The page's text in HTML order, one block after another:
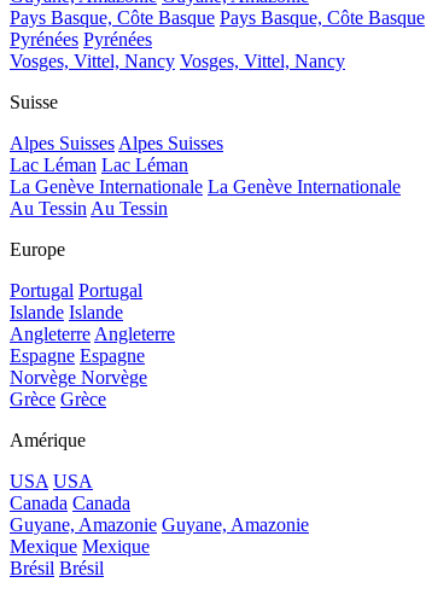
Pays Basque, Côte Basque Pays Basque, Côte Basque
Pyrénées Pyrénées
Vosges, Vittel, Nancy Vosges, Vittel, Nancy
Suisse
Alpes Suisses Alpes Suisses
Lac Léman Lac Léman
La Genève Internationale La Genève Internationale
Au Tessin Au Tessin
Europe
Portugal Portugal
Islande Islande
Angleterre Angleterre
Espagne Espagne
Norvège Norvège
Grèce Grèce
Amérique
USA USA
Canada Canada
Guyane, Amazonie Guyane, Amazonie
Mexique Mexique
Brésil Brésil